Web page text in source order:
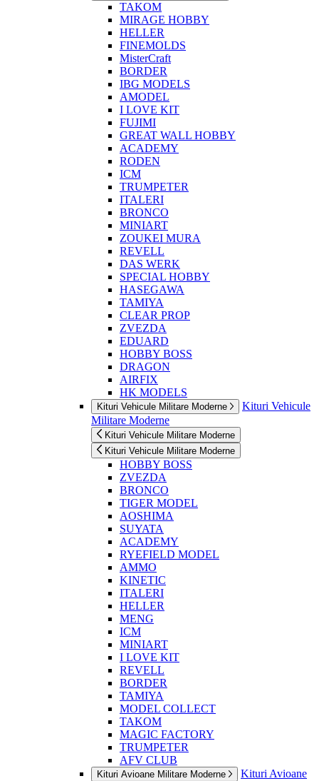
TAKOM
MIRAGE HOBBY
HELLER
FINEMOLDS
MisterCraft
BORDER
IBG MODELS
AMODEL
I LOVE KIT
FUJIMI
GREAT WALL HOBBY
ACADEMY
RODEN
ICM
TRUMPETER
ITALERI
BRONCO
MINIART
ZOUKEI MURA
REVELL
DAS WERK
SPECIAL HOBBY
HASEGAWA
TAMIYA
CLEAR PROP
ZVEZDA
EDUARD
HOBBY BOSS
DRAGON
AIRFIX
HK MODELS
Kituri Vehicule Militare Moderne
Kituri Vehicule
Militare Moderne
Kituri Vehicule Militare Moderne
Kituri Vehicule Militare Moderne
HOBBY BOSS
ZVEZDA
BRONCO
TIGER MODEL
AOSHIMA
SUYATA
ACADEMY
RYEFIELD MODEL
AMMO
KINETIC
ITALERI
HELLER
MENG
ICM
MINIART
I LOVE KIT
REVELL
BORDER
TAMIYA
MODEL COLLECT
TAKOM
MAGIC FACTORY
TRUMPETER
AFV CLUB
Kituri Avioane Militare Moderne
Kituri Avioane